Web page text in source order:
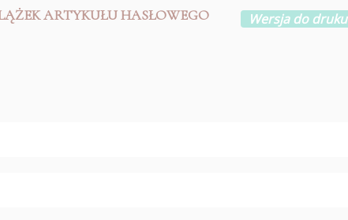
ARTYKUŁU HASŁOWEGO Wersja do druku